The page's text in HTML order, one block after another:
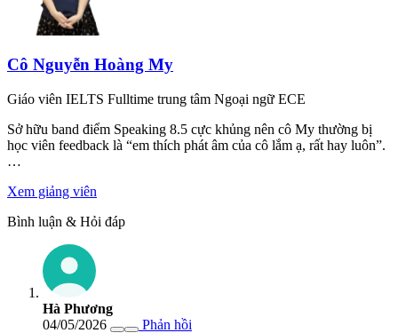
Cô Nguyễn Hoàng My
Giáo viên IELTS Fulltime trung tâm Ngoại ngữ ECE
Sở hữu band điểm Speaking 8.5 cực khủng nên cô My thường bị
học viên feedback là “em thích phát âm của cô lắm ạ, rất hay luôn”.
…
Xem giảng viên
Bình luận & Hỏi đáp
Hà Phương
04/05/2026
Phản hồi